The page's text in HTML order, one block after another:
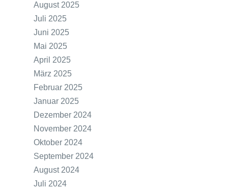
August 2025
Juli 2025
Juni 2025
Mai 2025
April 2025
März 2025
Februar 2025
Januar 2025
Dezember 2024
November 2024
Oktober 2024
September 2024
August 2024
Juli 2024